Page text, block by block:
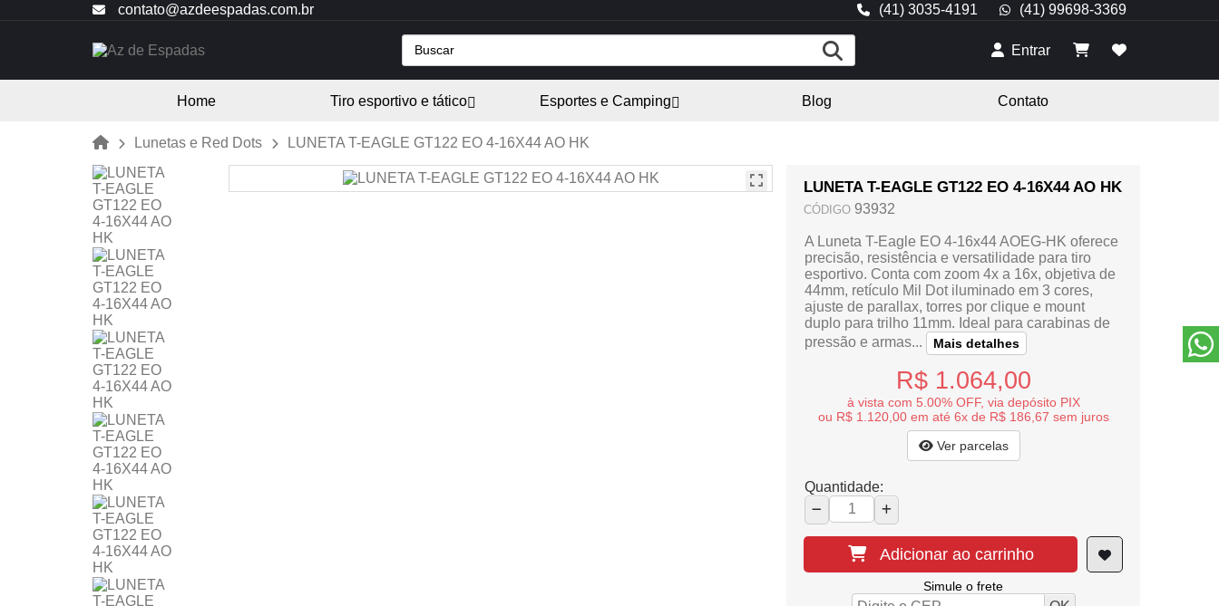
contato@azdeespadas.com.br (41) 3035-4191 (41) 99698-3369
Entrar
Home Tiro esportivo e tático Esportes e Camping Blog Contato
Lunetas e Red Dots LUNETA T-EAGLE GT122 EO 4-16X44 AO HK
LUNETA T-EAGLE GT122 EO 4-16X44 AO HK
CÓDIGO 93932
A Luneta T-Eagle EO 4-16x44 AOEG-HK oferece
precisão, resistência e versatilidade para tiro
esportivo. Conta com zoom 4x a 16x, objetiva de
44mm, retículo Mil Dot iluminado em 3 cores,
ajuste de parallax, torres por clique e mount
duplo para trilho 11mm. Ideal para carabinas de
pressão e armas...
Mais detalhes
R$ 1.064,00
à vista com 5.00% OFF, via depósito PIX
ou R$ 1.120,00 em até 6x de R$ 186,67 sem juros
Ver parcelas
Quantidade:
Adicionar ao carrinho
Simule o frete